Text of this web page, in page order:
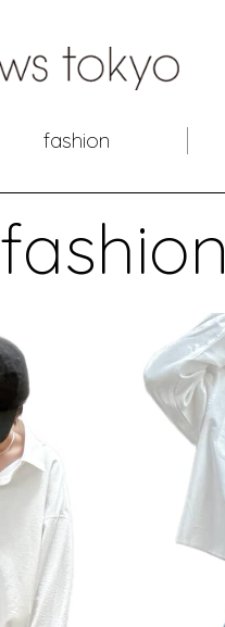
fashion
fashion